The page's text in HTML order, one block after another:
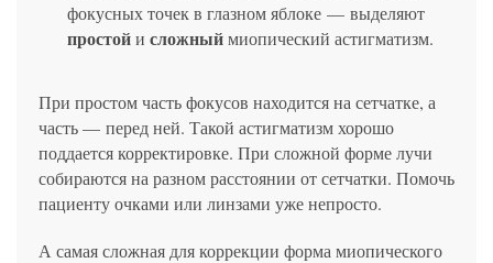
фокусных точек в глазном яблоке — выделяют
простойи сложныймиопический астигматизм.
При простом часть фокусов находится на сетчатке, а
часть — перед ней. Такой астигматизм хорошо
поддается корректировке. При сложной форме лучи
собираются на разном расстоянии от сетчатки. Помочь
пациенту очками или линзами уже непросто.
А самая сложная для коррекции форма миопического